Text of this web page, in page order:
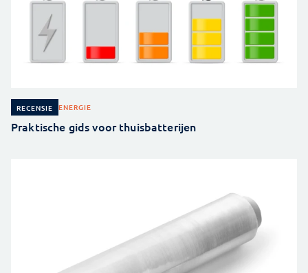
RECENSIE ENERGIE
Praktische gids voor thuisbatterijen